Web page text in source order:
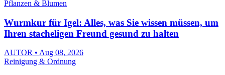
Pflanzen & Blumen
Wurmkur für Igel: Alles, was Sie wissen müssen, um
Ihren stacheligen Freund gesund zu halten
AUTOR • Aug 08, 2026
Reinigung & Ordnung